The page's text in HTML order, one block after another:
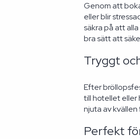
Genom att
eller blir
säkra på att
bra sätt att
Tryggt
Efter
till hotellet eller
njuta av kvällen
Perfekt